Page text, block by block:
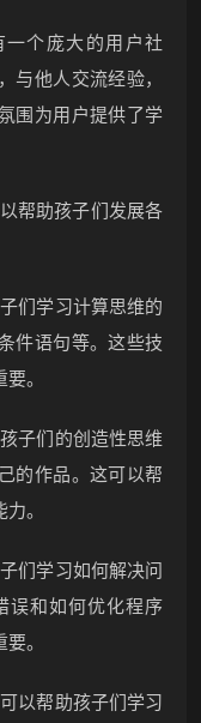
一个庞大的用户社
与他人交流经验，
围为用户提供了学
帮助孩子们发展各
们学习计算思维的
件语句等。这些技
。
子们的创造性思维
的作品。这可以帮
。
们学习如何解决问
误和如何优化程序
。
以帮助孩子们学习